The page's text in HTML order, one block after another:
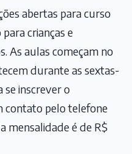
abertas para curso
crianças e
As aulas começam no
durante as sextas-
se inscrever o
contato pelo telefone
mensalidade é de R$